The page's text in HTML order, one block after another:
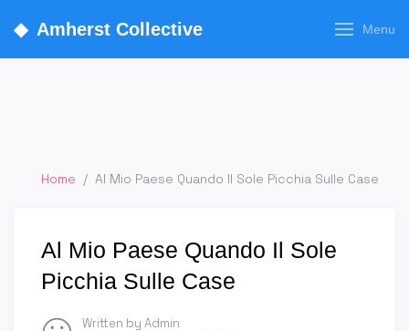
◆ Amherst Collective Menu
Home / Al Mio Paese Quando Il Sole Picchia Sulle Case
Al Mio Paese Quando Il Sole
Picchia Sulle Case
Written by Admin